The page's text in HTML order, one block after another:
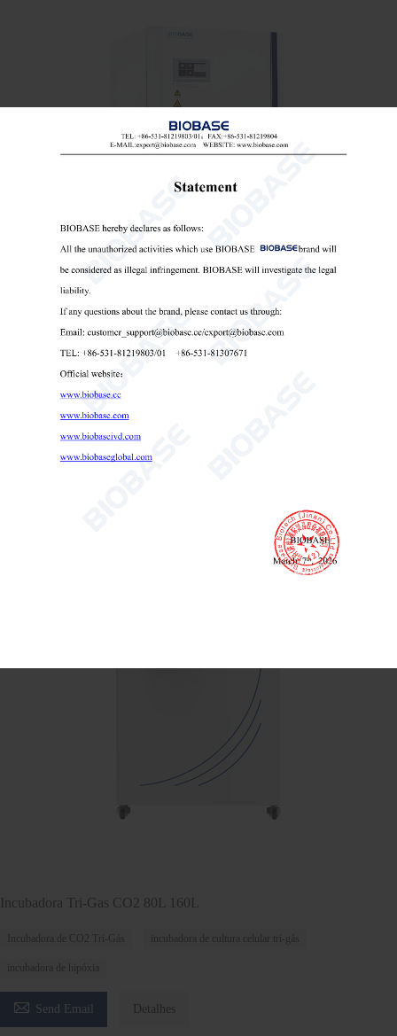
Incubadora de CO2 100L 160L 200L 300L
Incubadora de CO2 com controle por tela sensível ao toque
Send Email Detalhes
Incubadora Tri-Gas CO2 80L 160L
Incubadora de CO2 Tri-Gás incubadora de cultura celular tri-gás
incubadora de hipóxia
 Send Email Detalhes